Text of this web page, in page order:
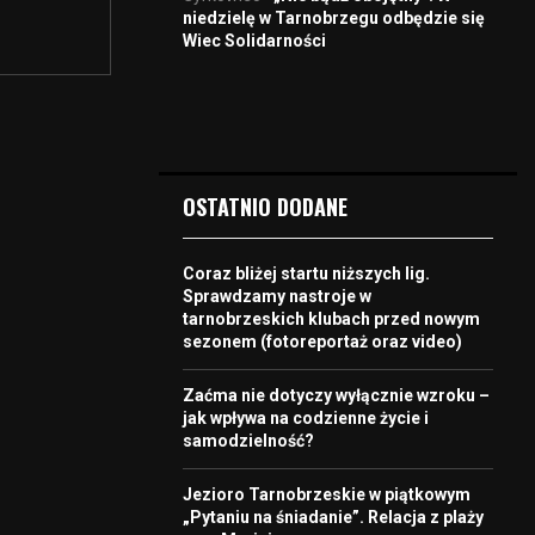
niedzielę w Tarnobrzegu odbędzie się
Wiec Solidarności
OSTATNIO DODANE
Coraz bliżej startu niższych lig.
Sprawdzamy nastroje w
tarnobrzeskich klubach przed nowym
sezonem (fotoreportaż oraz video)
Zaćma nie dotyczy wyłącznie wzroku –
jak wpływa na codzienne życie i
samodzielność?
Jezioro Tarnobrzeskie w piątkowym
„Pytaniu na śniadanie”. Relacja z plaży